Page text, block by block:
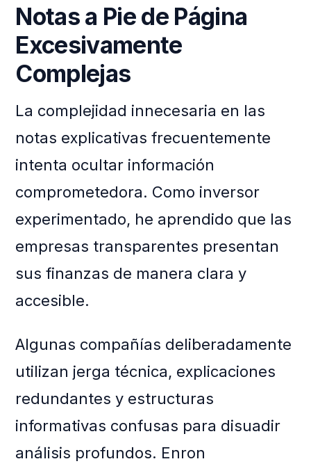
Notas a Pie de Página
Excesivamente
Complejas
La complejidad innecesaria en las
notas explicativas frecuentemente
intenta ocultar información
comprometedora. Como inversor
experimentado, he aprendido que las
empresas transparentes presentan
sus finanzas de manera clara y
accesible.
Algunas compañías deliberadamente
utilizan jerga técnica, explicaciones
redundantes y estructuras
informativas confusas para disuadir
análisis profundos. Enron